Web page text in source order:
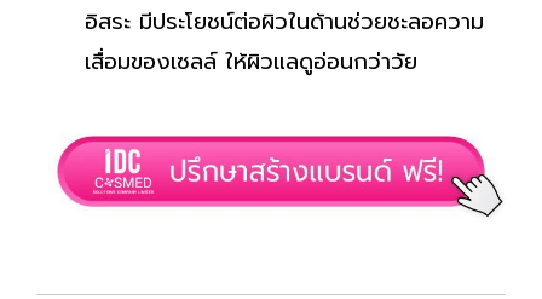
อิสระ มีประโยชน์ต่อผิวในด้านช่วยชะลอความ
เสื่อมของเซลล์ ให้ผิวแลดูอ่อนกว่าวัย